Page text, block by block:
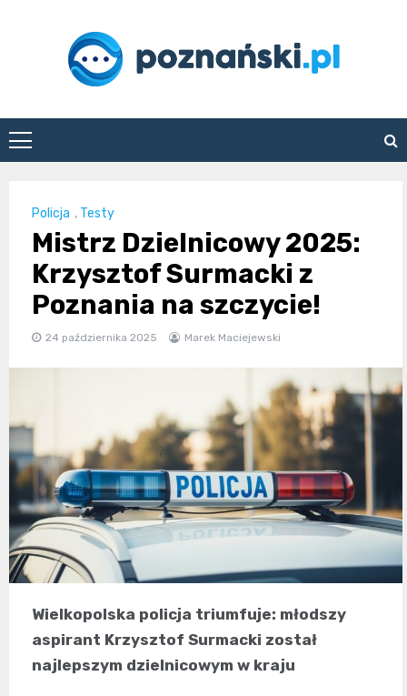
poznanski.pl
Policja , Testy
Mistrz Dzielnicowy 2025:
Krzysztof Surmacki z
Poznania na szczycie!
24 października 2025 Marek Maciejewski
Wielkopolska policja triumfuje: młodszy
aspirant Krzysztof Surmacki został
najlepszym dzielnicowym w kraju